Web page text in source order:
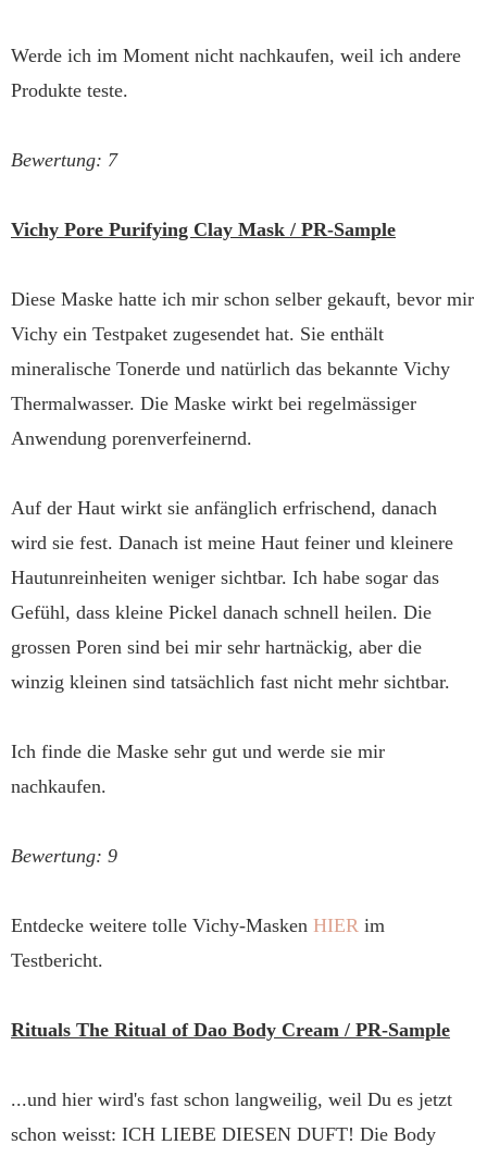
Werde ich im Moment nicht nachkaufen, weil ich andere
Produkte teste.
Bewertung: 7
Vichy Pore Purifying Clay Mask / PR-Sample
Diese Maske hatte ich mir schon selber gekauft, bevor mir
Vichy ein Testpaket zugesendet hat. Sie enthält
mineralische Tonerde und natürlich das bekannte Vichy
Thermalwasser. Die Maske wirkt bei regelmässiger
Anwendung porenverfeinernd.
Auf der Haut wirkt sie anfänglich erfrischend, danach
wird sie fest. Danach ist meine Haut feiner und kleinere
Hautunreinheiten weniger sichtbar. Ich habe sogar das
Gefühl, dass kleine Pickel danach schnell heilen. Die
grossen Poren sind bei mir sehr hartnäckig, aber die
winzig kleinen sind tatsächlich fast nicht mehr sichtbar.
Ich finde die Maske sehr gut und werde sie mir
nachkaufen.
Bewertung: 9
Entdecke weitere tolle Vichy-Masken HIER im
Testbericht.
Rituals The Ritual of Dao Body Cream / PR-Sample
...und hier wird's fast schon langweilig, weil Du es jetzt
schon weisst: ICH LIEBE DIESEN DUFT! Die Body